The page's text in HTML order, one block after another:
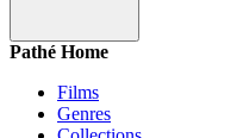
Pathé Home
Films
Genres